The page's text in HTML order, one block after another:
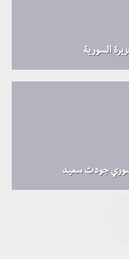
السورية
جودت سعيد